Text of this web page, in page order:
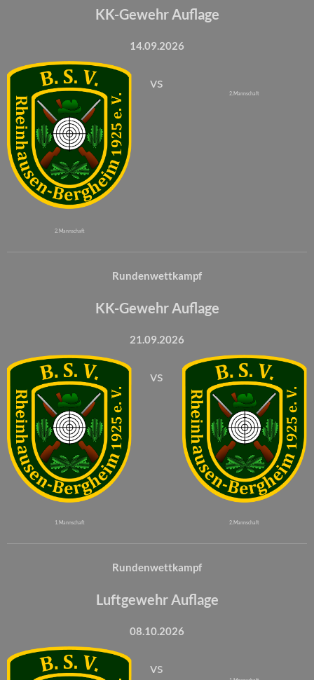
KK-Gewehr Auflage
14.09.2026
2. Mannschaft
vs
2. Mannschaft
Rundenwettkampf
KK-Gewehr Auflage
21.09.2026
1. Mannschaft
vs
2. Mannschaft
Rundenwettkampf
Luftgewehr Auflage
08.10.2026
vs